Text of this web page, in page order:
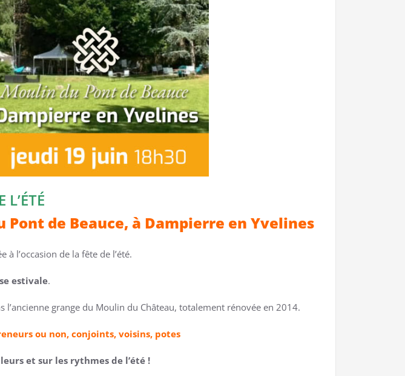
L’ÉTÉ
Pont de Beauce, à Dampierre en Yvelines
l’occasion de la fête de l’été.
estivale.
grange du Moulin du Château, totalement rénovée en 2014.
ou non, conjoints, voisins, potes
et sur les rythmes de l’été !